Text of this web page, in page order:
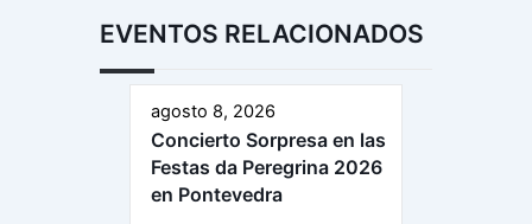
EVENTOS RELACIONADOS
agosto 8, 2026
Concierto Sorpresa en las
Festas da Peregrina 2026
en Pontevedra